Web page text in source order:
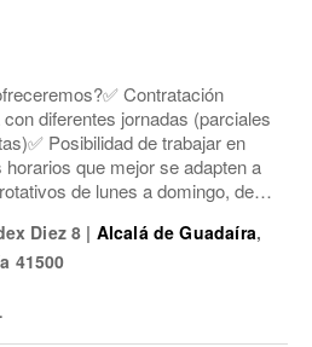
Contratación
con diferentes jornadas (parciales
Posibilidad de trabajar en
horarios que mejor se adapten a
de lunes a domingo, de
días a la semana y dos días
Diez 8 | Alcalá de Guadaíra,
41500